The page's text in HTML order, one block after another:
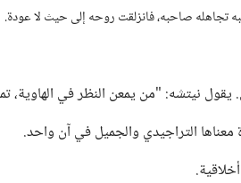
تجاهله صاحبه، فانزلقت روحه إلى حيث لا عودة.
نيتشه: "من يمعن النظر في الهاوية،
التراجيدي والجميل في آن واحد.